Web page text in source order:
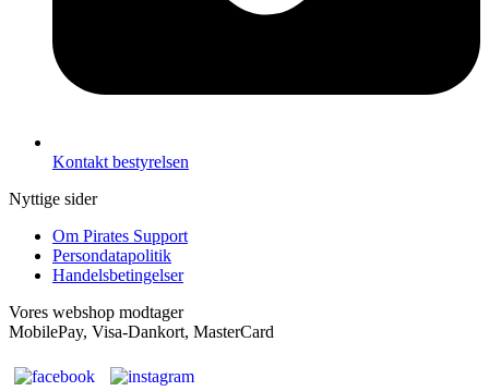
Kontakt bestyrelsen
Nyttige sider
Om Pirates Support
Persondatapolitik
Handelsbetingelser
Vores webshop modtager
MobilePay, Visa-Dankort, MasterCard